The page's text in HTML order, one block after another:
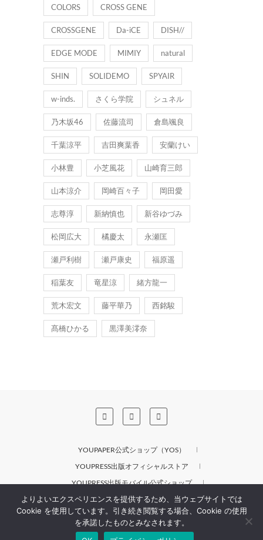
COLORS CROSS GENE
CROSSGENE Da-iCE DISH//
EDGE MODE MIMIY natural
SHIN SOLIDEMO SPYAIR
w-inds. さくら学院 シュネル
乃木坂46 佐藤流司 倉島颯良
千葉涼平 吉田爽葉香 安蘭けい
小林豊 小芝風花 山崎育三郎
山本涼介 岡崎百々子 岡田愛
志尊淳 新納慎也 新谷ゆづみ
松岡広大 橘慶太 永瀬匡
瀬戸利樹 瀬戸康史 福原遥
稲葉友 竜星涼 緒方龍一
荒木宏文 藤平華乃 西銘駿
髙橋ひかる 黒澤美澪奈
YOUPAPER公式ショップ（YOS）
YOUPRESS出版オフィシャルストア
YOUPRESS出版モバイル公式ショップ
YOUPRESS出版BASE公式ショップ
YOUPAPERS| Designed by:Theme Freesia
よりよいエクスペリエンスを提供するため、当ウェブサイトでは
Cookie を使用しています。引き続き閲覧する場合、Cookie の使用
を承諾したものとみなされます。